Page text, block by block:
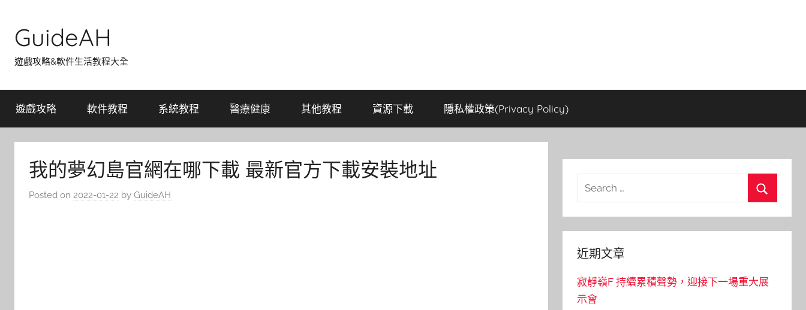
content
GuideAH
遊戲攻略&軟件生活教程大全
遊戲攻略 軟件教程 系統教程 醫療健康 其他教程 資源下載 隱私權政策(Privacy Policy)
我的夢幻島官網在哪下載 最新官方下載安裝地址
Posted on 2022-01-22 by GuideAH
Search
近期文章
寂靜嶺F 持續累積聲勢，迎接下一場重大展
示會